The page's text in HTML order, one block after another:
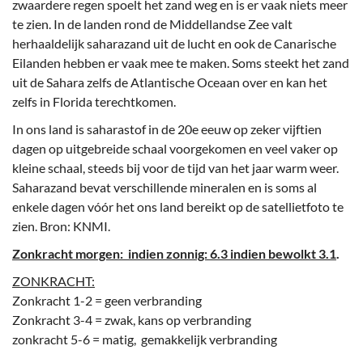
zwaardere regen spoelt het zand weg en is er vaak niets meer
te zien. In de landen rond de Middellandse Zee valt
herhaaldelijk saharazand uit de lucht en ook de Canarische
Eilanden hebben er vaak mee te maken. Soms steekt het zand
uit de Sahara zelfs de Atlantische Oceaan over en kan het
zelfs in Florida terechtkomen.
In ons land is saharastof in de 20e eeuw op zeker vijftien
dagen op uitgebreide schaal voorgekomen en veel vaker op
kleine schaal, steeds bij voor de tijd van het jaar warm weer.
Saharazand bevat verschillende mineralen en is soms al
enkele dagen vóór het ons land bereikt op de satellietfoto te
zien. Bron: KNMI.
Zonkracht morgen: indien zonnig: 6.3 indien bewolkt 3.1.
ZONKRACHT:
Zonkracht 1-2 = geen verbranding
Zonkracht 3-4 = zwak, kans op verbranding
zonkracht 5-6 = matig, gemakkelijk verbranding